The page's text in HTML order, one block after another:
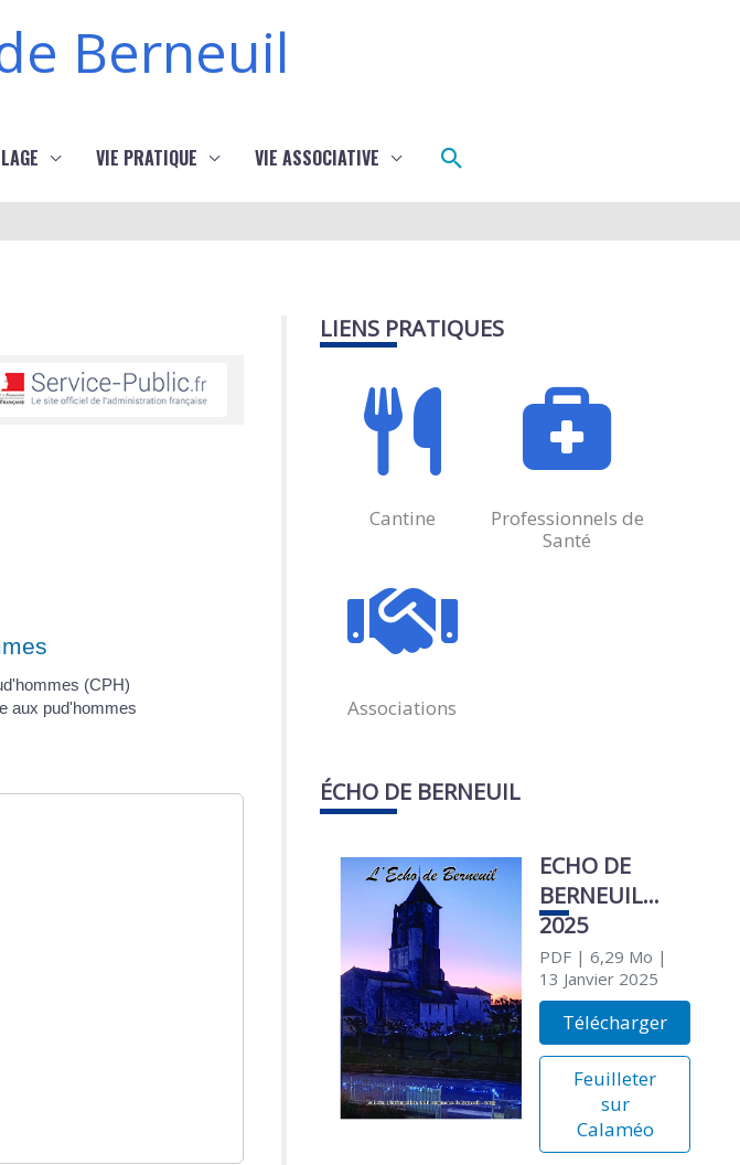
Berneuil
VIE PRATIQUE VIE ASSOCIATIVE Rechercher
(CPH)
aux pud'hommes
LIENS PRATIQUES
Cantine
Professionnels de
Santé
Associations
ÉCHO DE BERNEUIL
ECHO DE
BERNEUIL
2025
PDF| 6,29 Mo |
13 Janvier 2025
Télécharger
Feuilleter
sur
Calaméo